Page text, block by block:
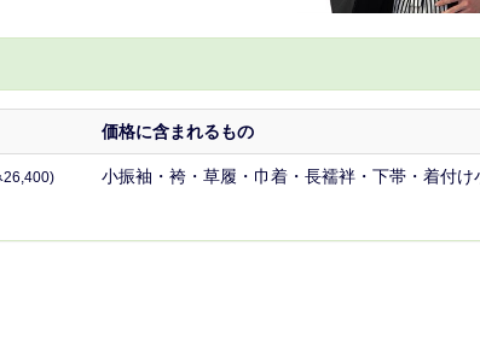
価格に含まれるもの
26,400) 小振袖・袴・草履・巾着・長襦袢・下帯・着付け